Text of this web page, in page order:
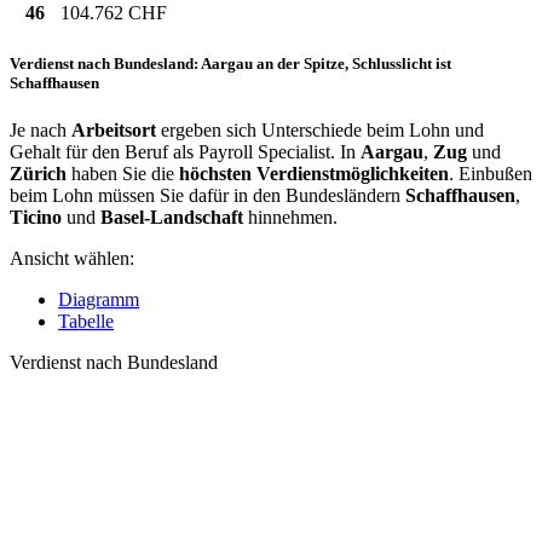
46
104.762 CHF
Verdienst nach Bundesland: Aargau an der Spitze, Schlusslicht ist
Schaffhausen
Je nach Arbeitsort ergeben sich Unterschiede beim Lohn und
Gehalt für den Beruf als Payroll Specialist. In Aargau, Zug und
Zürich haben Sie die höchsten Verdienstmöglichkeiten. Einbußen
beim Lohn müssen Sie dafür in den Bundesländern Schaffhausen,
Ticino und Basel-Landschaft hinnehmen.
Ansicht wählen:
Diagramm
Tabelle
Verdienst nach Bundesland